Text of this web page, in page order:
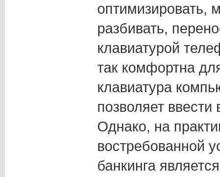
оптимизировать,
разбивать,
клавиатурой
так комфортна
клавиатура
позволяет
Однако, на
востребованной
банкинга